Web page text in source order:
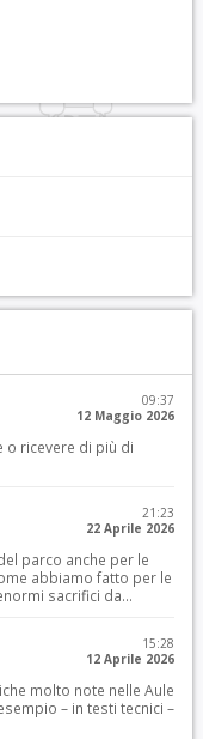
09:37
12 Maggio 2026
o ricevere di più di
21:23
22 Aprile 2026
parco anche per le
abbiamo fatto per le
sacrifici da...
15:28
12 Aprile 2026
molto note nelle Aule
– in testi tecnici –